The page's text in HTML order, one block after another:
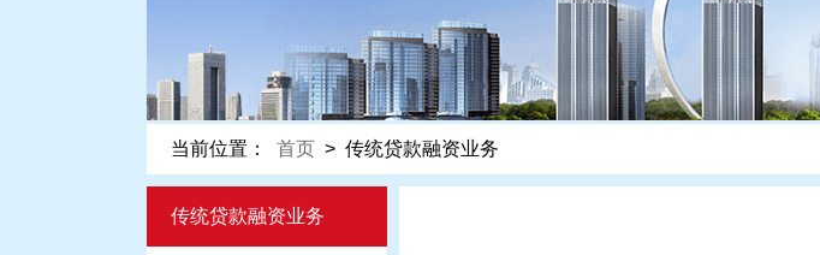
当前位置： 首页 > 传统贷款融资业务
传统贷款融资业务